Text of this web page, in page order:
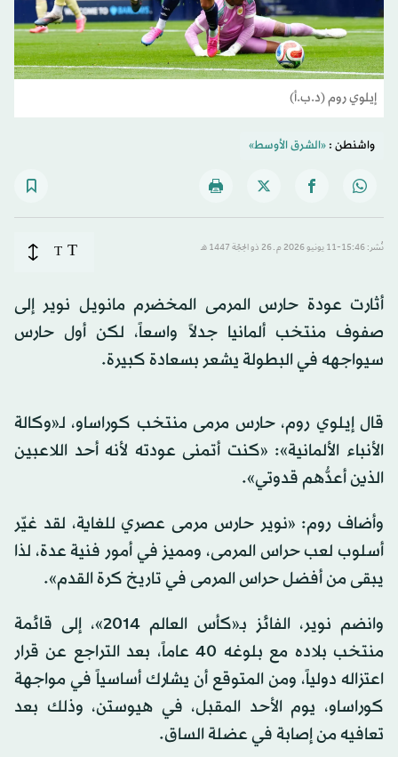
إيلوي روم (د.ب.أ)
واشنطن :«الشرق الأوسط»
نُشر: 15:46-11 يونيو 2026 م ـ 26 ذو الحِجّة 1447 هـ T
T
أثارت عودة حارس المرمى المخضرم مانويل نوير إلى
صفوف منتخب ألمانيا جدلاً واسعاً، لكن أول حارس
سيواجهه في البطولة يشعر بسعادة كبيرة.
قال إيلوي روم، حارس مرمى منتخب كوراساو، لـ«وكالة
الأنباء الألمانية»: «كنت أتمنى عودته لأنه أحد اللاعبين
الذين أعدُّهم قدوتي».
وأضاف روم: «نوير حارس مرمى عصري للغاية، لقد غيّر
أسلوب لعب حراس المرمى، ومميز في أمور فنية عدة، لذا
يبقى من أفضل حراس المرمى في تاريخ كرة القدم».
وانضم نوير، الفائز بـ«كأس العالم 2014»، إلى قائمة
منتخب بلاده مع بلوغه 40 عاماً، بعد التراجع عن قرار
اعتزاله دولياً، ومن المتوقع أن يشارك أساسياً في مواجهة
كوراساو، يوم الأحد المقبل، في هيوستن، وذلك بعد
تعافيه من إصابة في عضلة الساق.